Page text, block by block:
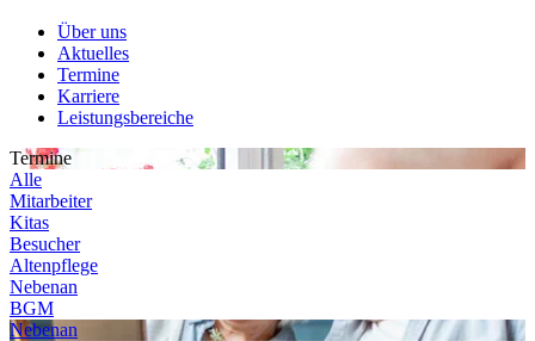
Über uns
Aktuelles
Termine
Karriere
Leistungsbereiche
Termine
Alle
Mitarbeiter
Kitas
Besucher
Altenpflege
Nebenan
BGM
Nebenan